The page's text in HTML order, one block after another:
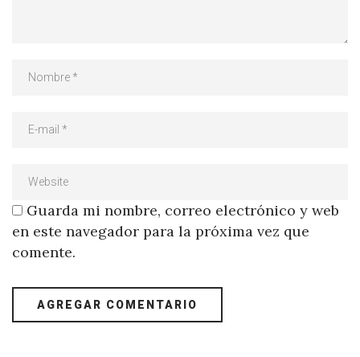
Guarda mi nombre, correo electrónico y web
en este navegador para la próxima vez que
comente.